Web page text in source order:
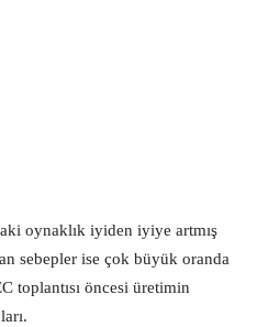
oynaklık iyiden iyiye artmış
sebepler ise çok büyük oranda
toplantısı öncesi üretimin